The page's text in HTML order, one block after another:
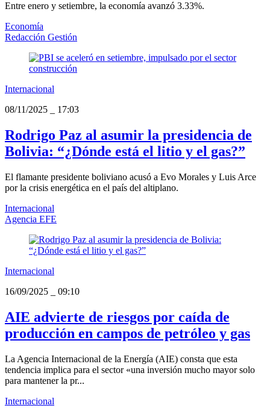
Entre enero y setiembre, la economía avanzó 3.33%.
Economía
Redacción Gestión
Internacional
08/11/2025
17:03
Rodrigo Paz al asumir la presidencia de
Bolivia: “¿Dónde está el litio y el gas?”
El flamante presidente boliviano acusó a Evo Morales y Luis Arce
por la crisis energética en el país del altiplano.
Internacional
Agencia EFE
Internacional
16/09/2025
09:10
AIE advierte de riesgos por caída de
producción en campos de petróleo y gas
La Agencia Internacional de la Energía (AIE) consta que esta
tendencia implica para el sector «una inversión mucho mayor solo
para mantener la pr...
Internacional